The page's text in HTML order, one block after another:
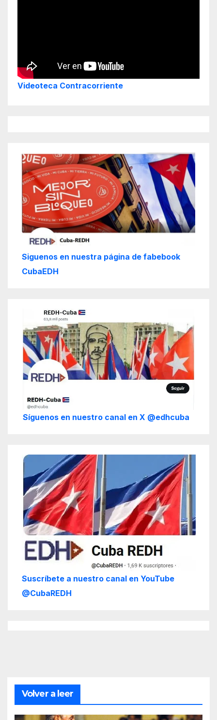
Videoteca Contracorriente
Siguenos en nuestra página de fabebook
CubaEDH
Síguenos en nuestro canal en X @edhcuba
Suscríbete a nuestro canal en YouTube
@CubaREDH
Volver a leer